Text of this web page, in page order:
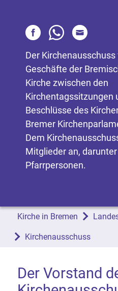
Der
Geschäfte der
Kirche zwischen den
Kirchentagssitzungen
Beschlüsse des
Bremer
Dem
Mitglieder an,
Pfarrpersonen.
Kirche in Bremen
Kirchenausschuss
Der Vorstand